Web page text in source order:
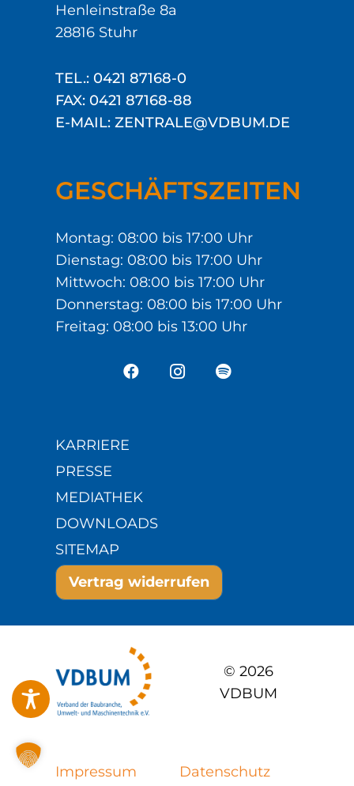
Henleinstraße 8a
28816 Stuhr
TEL.: 0421 87168-0
FAX: 0421 87168-88
E-MAIL: ZENTRALE@VDBUM.DE
GESCHÄFTSZEITEN
Montag: 08:00 bis 17:00 Uhr
Dienstag: 08:00 bis 17:00 Uhr
Mittwoch: 08:00 bis 17:00 Uhr
Donnerstag: 08:00 bis 17:00 Uhr
Freitag: 08:00 bis 13:00 Uhr
KARRIERE
PRESSE
MEDIATHEK
DOWNLOADS
SITEMAP
Vertrag widerrufen
© 2026
VDBUM
Impressum Datenschutz